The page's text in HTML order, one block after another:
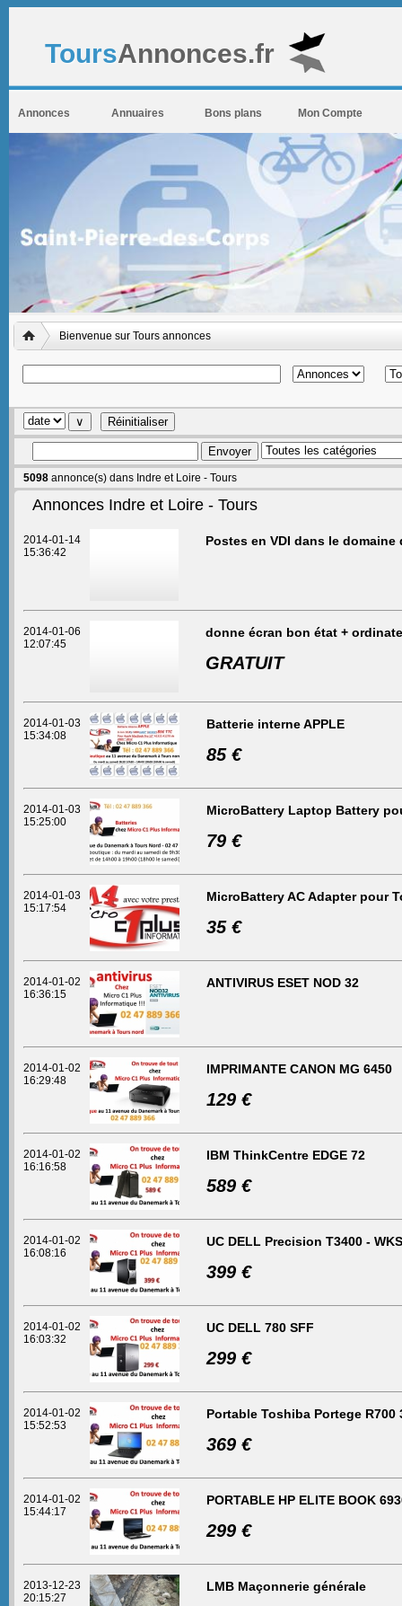
ToursAnnonces.fr
Annonces Annuaires Bons plans Mon Compte
Bienvenue sur Tours annonces
5098 annonce(s) dans Indre et Loire - Tours
Annonces Indre et Loire - Tours
2014-01-14
15:36:42
Postes en VDI dans le domaine
2014-01-06
12:07:45
donne écran bon état +
GRATUIT
2014-01-03
15:34:08
Batterie interne APPLE
85 €
2014-01-03
15:25:00
MicroBattery Laptop Battery
79 €
2014-01-03
15:17:54
MicroBattery AC Adapter pour
35 €
2014-01-02
16:36:15
ANTIVIRUS ESET NOD 32
2014-01-02
16:29:48
IMPRIMANTE CANON MG 6450
129 €
2014-01-02
16:16:58
IBM ThinkCentre EDGE 72
589 €
2014-01-02
16:08:16
UC DELL Precision T3400 - WKS
399 €
2014-01-02
16:03:32
UC DELL 780 SFF
299 €
2014-01-02
15:52:53
Portable Toshiba Portege R700
369 €
2014-01-02
15:44:17
PORTABLE HP ELITE BOOK
299 €
2013-12-23
20:15:27
LMB Maçonnerie générale